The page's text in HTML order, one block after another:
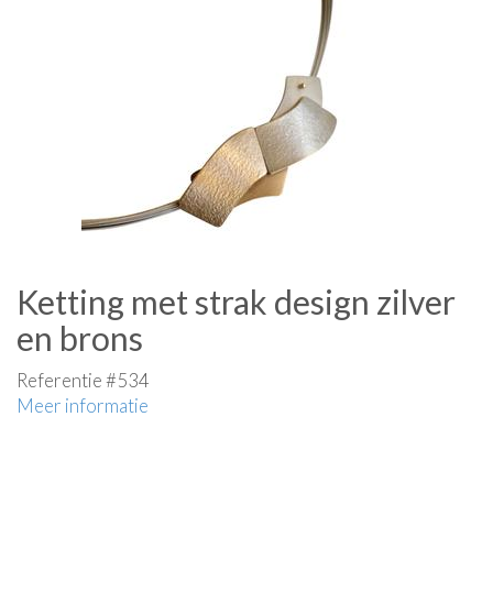
Ketting met strak design zilver
en brons
Referentie #534
Meer informatie